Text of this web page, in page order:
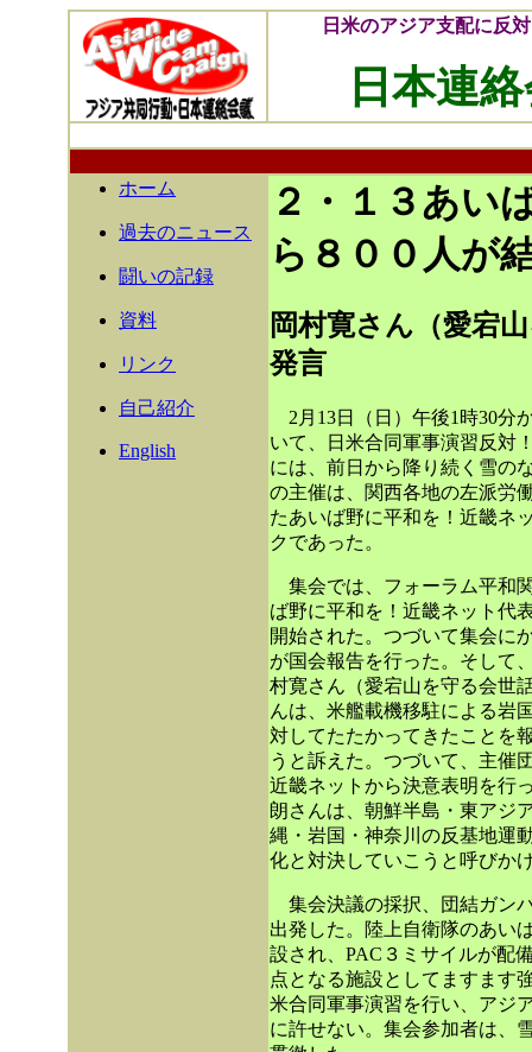
日米のアジア支配に反
日本連
ホーム
過去のニュース
闘いの記録
資料
リンク
自己紹介
English
２・１３あい
ら８００人が
岡村寛さん（愛宕
発言
2月13日（日）午後1時30分
いて、日米合同軍事演習反対
には、前日から降り続く雪の
の主催は、関西各地の左派労
たあいば野に平和を！近畿ネ
クであった。
集会では、フォーラム平和
ば野に平和を！近畿ネット代
開始された。つづいて集会に
が国会報告を行った。そして
村寛さん（愛宕山を守る会世
んは、米艦載機移駐による岩
対してたたかってきたことを
うと訴えた。つづいて、主催
近畿ネットから決意表明を行
朗さんは、朝鮮半島・東アジ
縄・岩国・神奈川の反基地運
化と対決していこうと呼びか
集会決議の採択、団結ガン
出発した。陸上自衛隊のあい
設され、PAC３ミサイルが配
点となる施設としてますます
米合同軍事演習を行い、アジ
に許せない。集会参加者は、